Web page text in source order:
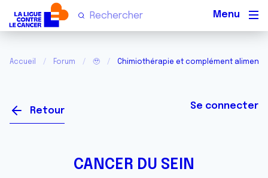
Accueil Forum 🥹 Chimiothérapie et complément
Retour Se connecter
CANCER DU SEIN